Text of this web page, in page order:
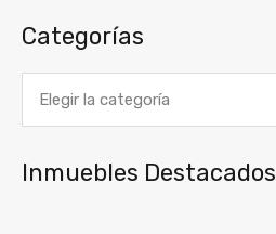
Categorías
Inmuebles Destacados